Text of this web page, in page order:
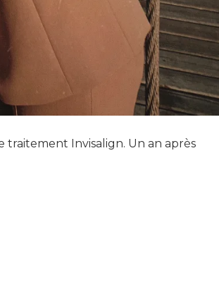
traitement Invisalign. Un an après